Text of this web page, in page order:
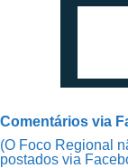
Comentários via
(O Foco Regional
postados via